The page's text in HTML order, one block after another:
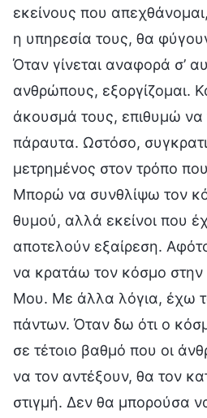
εκείνους που
η υπηρεσία τους, θα
Όταν γίνεται αναφορά σ’
ανθρώπους, εξοργίζομαι.
άκουσμά τους, επιθυμώ να
πάραυτα. Ωστόσο,
μετρημένος στον τρόπο
Μπορώ να συνθλίψω τον
θυμού, αλλά εκείνοι που
αποτελούν εξαίρεση.
να κρατάω τον κόσμο στην
Μου. Με άλλα λόγια, έχω
πάντων. Όταν δω ότι ο
σε τέτοιο βαθμό που οι
να τον αντέξουν, θα τον
στιγμή. Δεν θα μπορούσα